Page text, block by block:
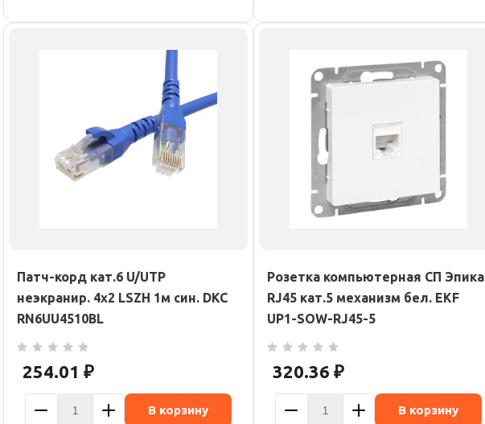
Патч-корд кат.6 U/UTP
неэкранир. 4х2 LSZH 1м син. DKC
RN6UU4510BL
254.01 ₽
В корзину
Розетка компьютерная СП Эпика
RJ45 кат.5 механизм бел. EKF
UP1-SOW-RJ45-5
320.36 ₽
В корзину